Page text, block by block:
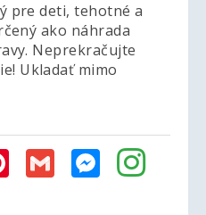
pre deti, tehotné a
ako náhrada
Neprekračujte
Ukladať mimo
Pinterest
Gmail Messenger